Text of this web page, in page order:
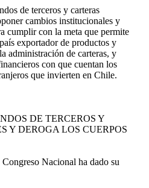
de terceros y carteras
cambios institucionales y
cumplir con la meta que permite
exportador de productos y
administración de carteras, y
con que cuentan los
que invierten en Chile.
DE TERCEROS Y
Y DEROGA LOS CUERPOS
Nacional ha dado su